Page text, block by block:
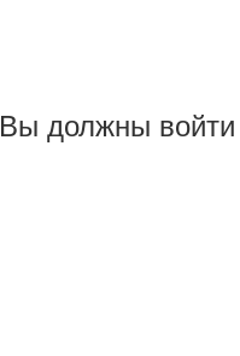
Вы должны войти